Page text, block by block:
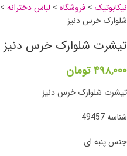
نیکابوتیک > فروشگاه > لباس دخترانه >
شلوارک خرس دنیز
تیشرت شلوارک خرس دنیز
۴۹۸,۰۰۰ تومان
تیشرت شلوارک خرس دنیز
شناسه 49457
جنس پنبه ای